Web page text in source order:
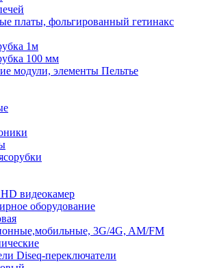
платы, фольгированный гетинакс
1м
100 мм
модули, элементы Пельтье
видеокамер
оборудование
3G/4G, AM/FM
Diseq-переключатели